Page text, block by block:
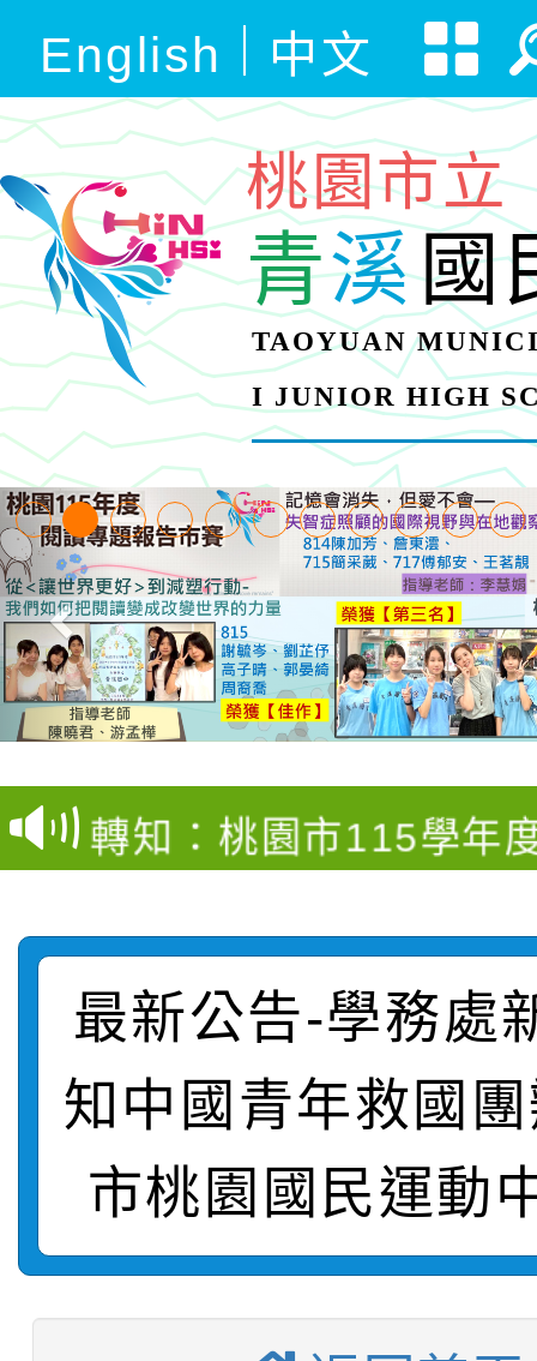
English 中文
桃園市立
青溪國
TAOYUAN
I JUNIOR HIGH
【甄選結果(第4招)】
結果(第4招)
學年度第1學期第7次代
轉知：桃園市115學年
賽實施要點
比賽實施要點」
轉知：「115年金融知
動辦法」
轉知臺中市政府政風處
城市手牽手，綠能透明
畫影片一案
轉知：「115學年度全
劇比賽實施要點」及修
表
轉知：桃園市115年度
敬師藝文競賽』實施計
【甄選結果(第11招)】
學年度第1學期第7次代
【甄選結果(第3招)】
最新公告-學務處
知中國青年救國
市桃園國民運動